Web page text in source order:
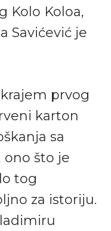
Kolo Koloa,
Savićević je
prvog
karton
sa
što je
tog
za istoriju.